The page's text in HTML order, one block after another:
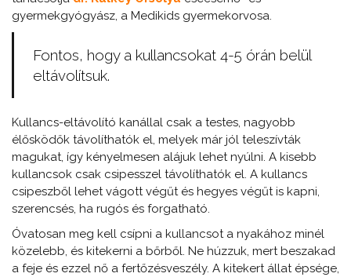
gyermekgyógyász, a Medikids gyermekorvosa.
Fontos, hogy a kullancsokat 4-5 órán belül
eltávolítsuk.
Kullancs-eltávolító kanállal csak a testes, nagyobb
élősködők távolíthatók el, melyek már jól teleszívták
magukat, így kényelmesen alájuk lehet nyúlni. A kisebb
kullancsok csak csipesszel távolíthatók el. A kullancs
csipeszből lehet vágott végűt és hegyes végűt is kapni,
szerencsés, ha rugós és forgatható.
Óvatosan meg kell csípni a kullancsot a nyakához minél
közelebb, és kitekerni a bőrből. Ne húzzuk, mert beszakad
a feje és ezzel nő a fertőzésveszély. A kitekert állat épsége,